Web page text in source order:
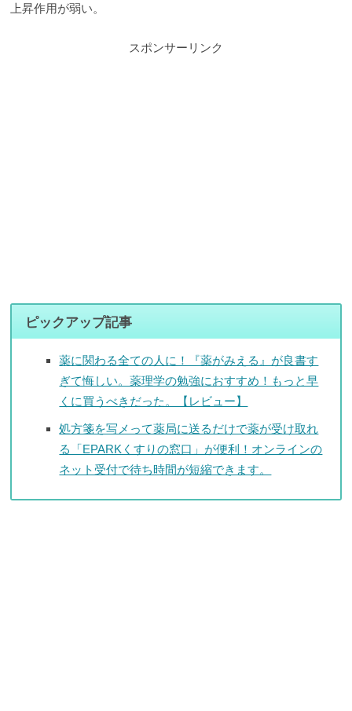
上昇作用が弱い。
スポンサーリンク
ピックアップ記事
薬に関わる全ての人に！『薬がみえる』が良書す
ぎて悔しい。薬理学の勉強におすすめ！もっと早
くに買うべきだった。【レビュー】
処方箋を写メって薬局に送るだけで薬が受け取れ
る「EPARKくすりの窓口」が便利！オンラインの
ネット受付で待ち時間が短縮できます。